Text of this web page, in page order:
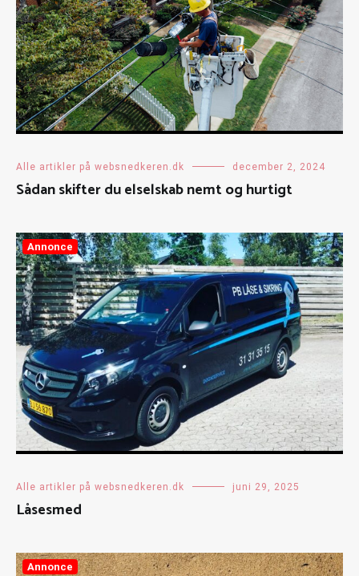
Alle artikler på websnedkeren.dk december 2, 2024
Sådan skifter du elselskab nemt og hurtigt
Annonce
Alle artikler på websnedkeren.dk juni 29, 2025
Låsesmed
Annonce